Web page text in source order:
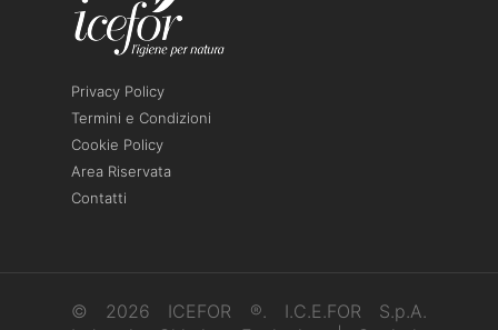
Privacy Policy
Termini e Condizioni
Cookie Policy
Area Riservata
Contatti
© 2026 ICEFOR ®. I.C.E.FOR S.p.A.